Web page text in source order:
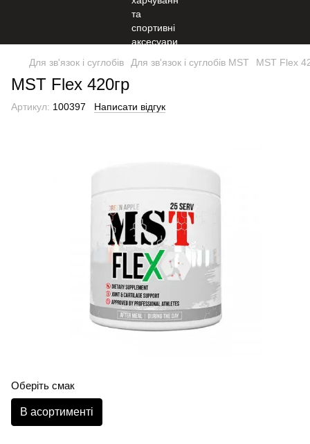
Для зв'язок і суглобів Для зв'язок і суглобів MST MST Flex
MST Flex 420гр
Артикул: 100397 Написати відгук
Оберіть смак
В асортименті